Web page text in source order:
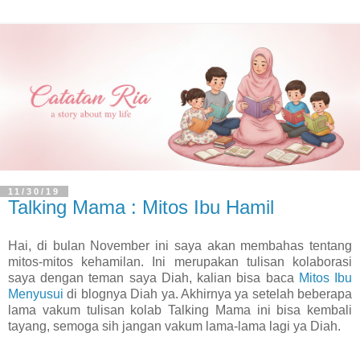
11/30/19
Talking Mama : Mitos Ibu Hamil
Hai, di bulan November ini saya akan membahas tentang
mitos-mitos kehamilan. Ini merupakan tulisan kolaborasi
saya dengan teman saya Diah, kalian bisa baca Mitos Ibu
Menyusui di blognya Diah ya. Akhirnya ya setelah beberapa
lama vakum tulisan kolab Talking Mama ini bisa kembali
tayang, semoga sih jangan vakum lama-lama lagi ya Diah.